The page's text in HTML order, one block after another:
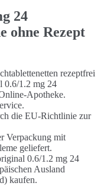
24
ohne Rezept
rezeptfrei
0.6/1.2 mg 24
Apotheke.
die EU-Richtlinie zur
Verpackung mit
geliefert.
0.6/1.2 mg 24
Ausland
kaufen.